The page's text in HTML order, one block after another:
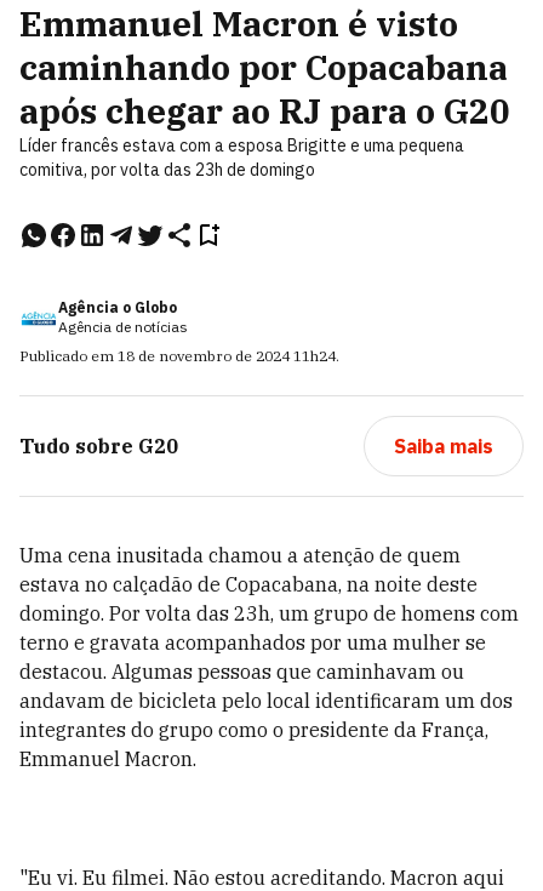
Emmanuel Macron é visto
caminhando por Copacabana
após chegar ao RJ para o G20
Líder francês estava com a esposa Brigitte e uma pequena
comitiva, por volta das 23h de domingo
Agência o Globo
Agência de notícias
Publicado em 18 de novembro de 2024 11h24.
Tudo sobre G20 Saiba mais
Uma cena inusitada chamou a atenção de quem
estava no calçadão de Copacabana, na noite deste
domingo. Por volta das 23h, um grupo de homens com
terno e gravata acompanhados por uma mulher se
destacou. Algumas pessoas que caminhavam ou
andavam de bicicleta pelo local identificaram um dos
integrantes do grupo como o presidente da França,
Emmanuel Macron.
"Eu vi. Eu filmei. Não estou acreditando. Macron aqui